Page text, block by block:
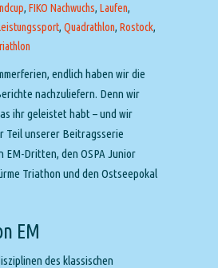
, FIKO Nachwuchs, Laufen,
, Quadrathlon, Rostock,
endlich haben wir die
nachzuliefern. Denn wir
ihr geleistet habt – und wir
Teil unserer Beitragsserie
EM-Dritten, den OSPA Junior
Triathon und den Ostseepokal
EM
des klassischen